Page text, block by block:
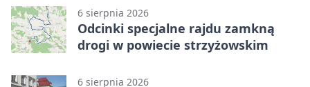
6 sierpnia 2026
Odcinki specjalne rajdu zamkną
drogi w powiecie strzyżowskim
6 sierpnia 2026